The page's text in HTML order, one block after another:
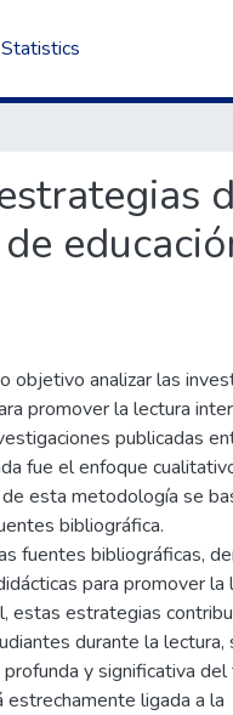
Statistics
objetivo analizar las
promover la lectura
publicadas
fue el enfoque
esta metodología se
bibliográfica.
fuentes bibliográficas,
para promover la
estas estrategias
durante la lectura,
y significativa
estrechamente ligada a la